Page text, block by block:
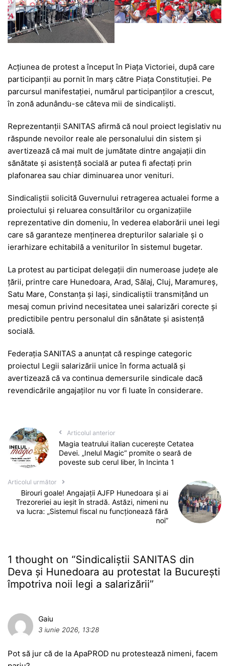
Acțiunea de protest a început în Piața Victoriei, după care
participanții au pornit în marș către Piața Constituției. Pe
parcursul manifestației, numărul participanților a crescut,
în zonă adunându-se câteva mii de sindicaliști.
Reprezentanții SANITAS afirmă că noul proiect legislativ nu
răspunde nevoilor reale ale personalului din sistem și
avertizează că mai mult de jumătate dintre angajații din
sănătate și asistență socială ar putea fi afectați prin
plafonarea sau chiar diminuarea unor venituri.
Sindicaliștii solicită Guvernului retragerea actualei forme a
proiectului și reluarea consultărilor cu organizațiile
reprezentative din domeniu, în vederea elaborării unei legi
care să garanteze menținerea drepturilor salariale și o
ierarhizare echitabilă a veniturilor în sistemul bugetar.
La protest au participat delegații din numeroase județe ale
țării, printre care Hunedoara, Arad, Sălaj, Cluj, Maramureș,
Satu Mare, Constanța și Iași, sindicaliștii transmițând un
mesaj comun privind necesitatea unei salarizări corecte și
predictibile pentru personalul din sănătate și asistență
socială.
Federația SANITAS a anunțat că respinge categoric
proiectul Legii salarizării unice în forma actuală și
avertizează că va continua demersurile sindicale dacă
revendicările angajaților nu vor fi luate în considerare.
Articolul anterior
Magia teatrului italian cucerește Cetatea
Devei. „Inelul Magic” promite o seară de
poveste sub cerul liber, în Incinta 1
Articolul următor
Birouri goale! Angajații AJFP Hunedoara și ai
Trezoreriei au ieșit în stradă. Astăzi, nimeni nu
va lucra: „Sistemul fiscal nu funcționează fără
noi”
1 thought on “Sindicaliștii SANITAS din
Deva și Hunedoara au protestat la București
împotriva noii legi a salarizării”
Gaiu
3 iunie 2026, 13:28
Pot să jur că de la ApaPROD nu protestează nimeni, facem